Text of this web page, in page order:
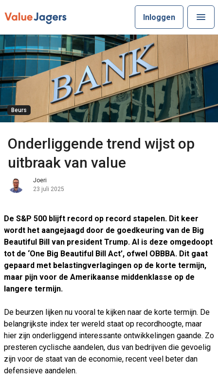
Inloggen
Beurs
Onderliggende trend wijst op
uitbraak van value
Joeri
23 juli 2025
De S&P 500 blijft record op record stapelen. Dit keer
wordt het aangejaagd door de goedkeuring van de Big
Beautiful Bill van president Trump. Al is deze omgedoopt
tot de ‘One Big Beautiful Bill Act’, ofwel OBBBA. Dit gaat
gepaard met belastingverlagingen op de korte termijn,
maar pijn voor de Amerikaanse middenklasse op de
langere termijn.
De beurzen lijken nu vooral te kijken naar de korte termijn. De
belangrijkste index ter wereld staat op recordhoogte, maar
hier zijn onderliggend interessante ontwikkelingen gaande. Zo
presteren cyclische aandelen, dus van bedrijven die gevoelig
zijn voor de staat van de economie, recent veel beter dan
defensieve aandelen.